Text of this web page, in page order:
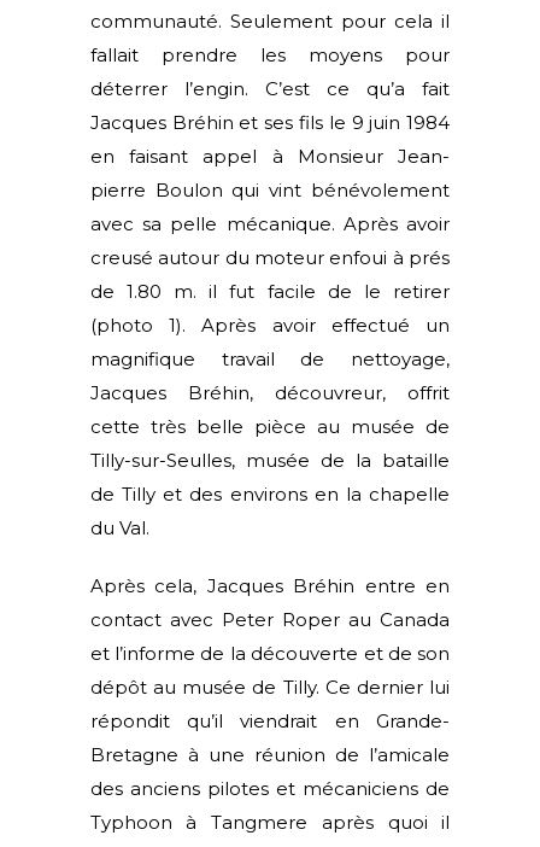
communauté. Seulement pour cela il
fallait prendre les moyens pour
déterrer l’engin. C’est ce qu’a fait
Jacques Bréhin et ses fils le 9 juin 1984
en faisant appel à Monsieur Jean-
pierre Boulon qui vint bénévolement
avec sa pelle mécanique. Après avoir
creusé autour du moteur enfoui à prés
de 1.80 m. il fut facile de le retirer
(photo 1). Après avoir effectué un
magnifique travail de nettoyage,
Jacques Bréhin, découvreur, offrit
cette très belle pièce au musée de
Tilly-sur-Seulles, musée de la bataille
de Tilly et des environs en la chapelle
du Val.
Après cela, Jacques Bréhin entre en
contact avec Peter Roper au Canada
et l’informe de la découverte et de son
dépôt au musée de Tilly. Ce dernier lui
répondit qu’il viendrait en Grande-
Bretagne à une réunion de l’amicale
des anciens pilotes et mécaniciens de
Typhoon à Tangmere après quoi il